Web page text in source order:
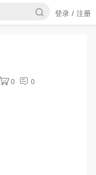
登录 / 注册
0 0